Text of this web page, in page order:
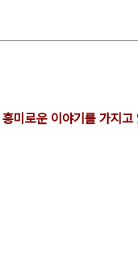
미로운 이야기를 가지